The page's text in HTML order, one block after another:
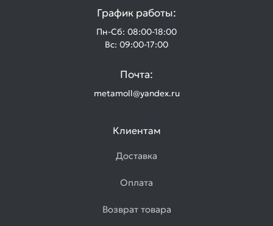
График работы:
Пн-Сб: 08:00-18:00
Вс: 09:00-17:00
Почта:
metamoll@yandex.ru
Клиентам
Доставка
Оплата
Возврат товара